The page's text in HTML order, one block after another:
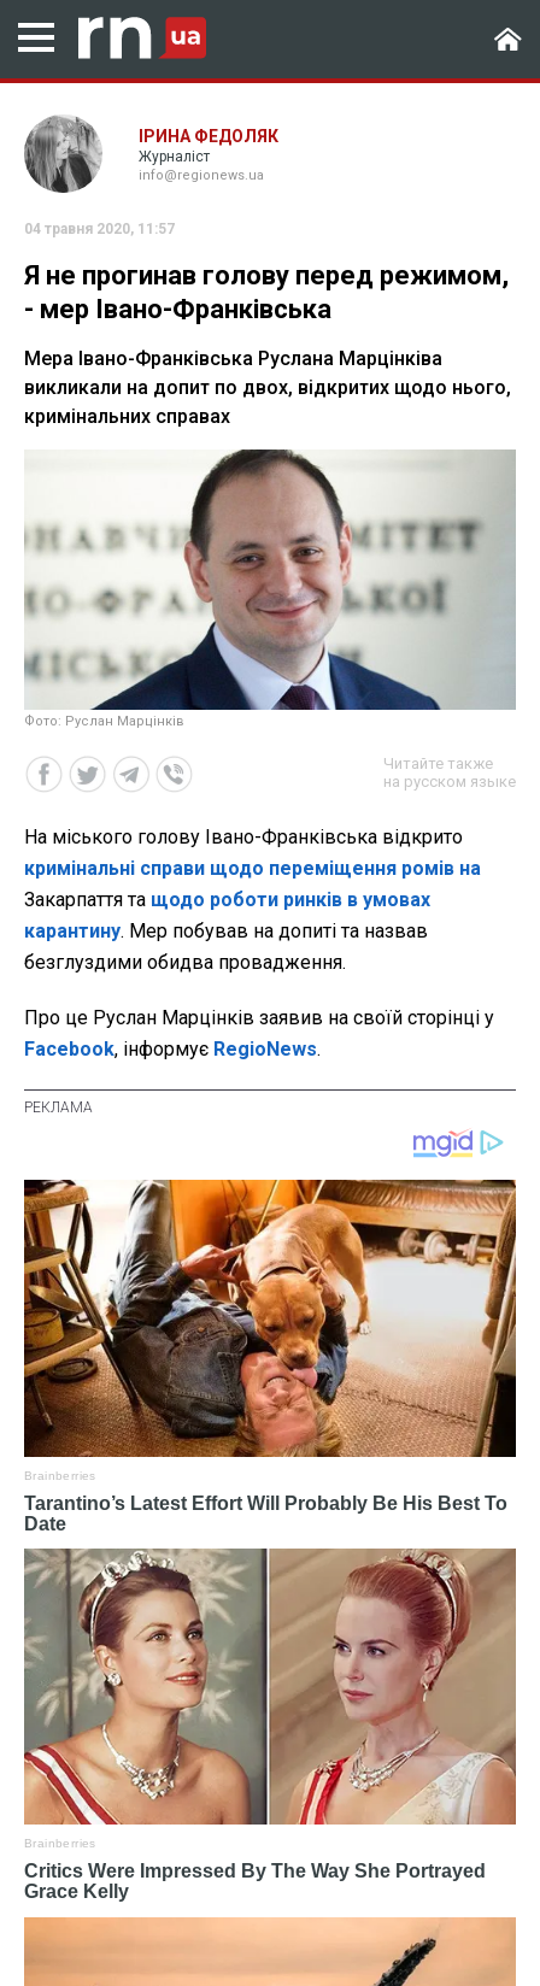
ІРИНА ФЕДОЛЯК
Журналіст
info@regionews.ua
04 травня 2020, 11:57
Я не прогинав голову перед режимом,
- мер Івано-Франківська
Мера Івано-Франківська Руслана Марцінківа
викликали на допит по двох, відкритих щодо нього,
кримінальних справах
Фото: Руслан Марцінків
Читайте также
на русском языке
На міського голову Івано-Франківська відкрито
кримінальні справи щодо переміщення ромів на
Закарпаття та щодо роботи ринків в умовах
карантину. Мер побував на допиті та назвав
безглуздими обидва провадження.
Про це Руслан Марцінків заявив на своїй сторінці у
Facebook, інформує RegioNews.